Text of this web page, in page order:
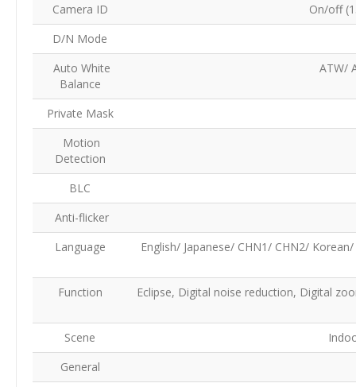
Camera ID
On/off
D/N Mode
Auto White
Balance
ATW/
Private Mask
Motion
Detection
BLC
Anti-flicker
Language
English/ Japanese/ CHN1/ CHN2/
Function Eclipse, Digital noise reduction, Digital
Scene
General